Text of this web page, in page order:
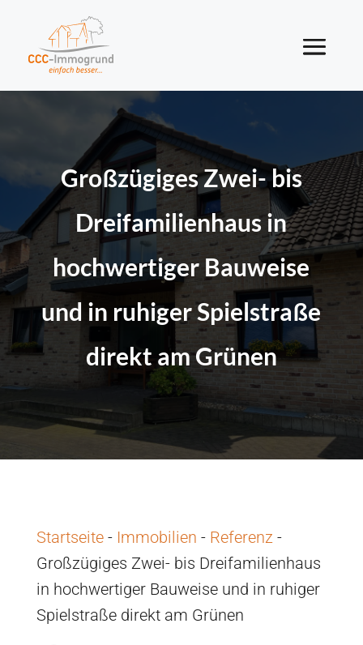
Großzügiges Zwei- bis
Dreifamilienhaus in
hochwertiger Bauweise
und in ruhiger Spielstraße
direkt am Grünen
Startseite- Immobilien - Referenz-
Großzügiges Zwei- bis Dreifamilienhaus
in hochwertiger Bauweise und in ruhiger
Spielstraße direkt am Grünen